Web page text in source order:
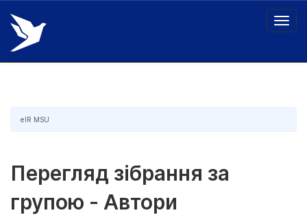
Skip
navigation
eIR MSU
Перегляд зібрання за
групою - Автори